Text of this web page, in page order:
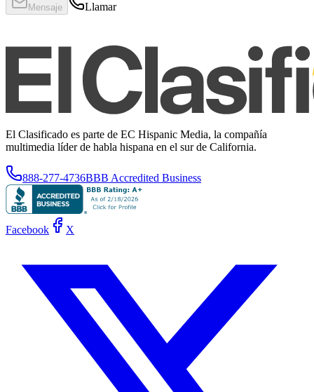
Mensaje Llamar
El Clasificado es parte de EC Hispanic Media, la compañía
multimedia líder de habla hispana en el sur de California.
888-277-4736BBB Accredited Business
Facebook X